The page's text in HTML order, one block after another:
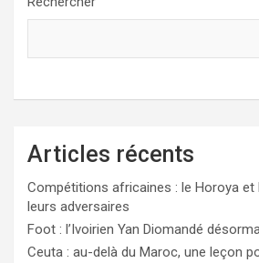
Articles récents
Compétitions africaines : le Horoya
leurs adversaires
Foot : l’Ivoirien Yan Diomandé
Ceuta : au-delà du Maroc, une leçon